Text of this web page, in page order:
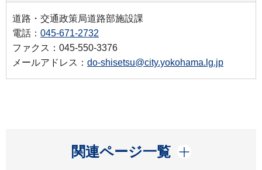
道路・交通政策局道路部施設課
電話： 045-671-2732
ファクス：045-550-3376
メールアドレス： do-shisetsu@city.yokohama.lg.jp
関連ページ一覧
開く